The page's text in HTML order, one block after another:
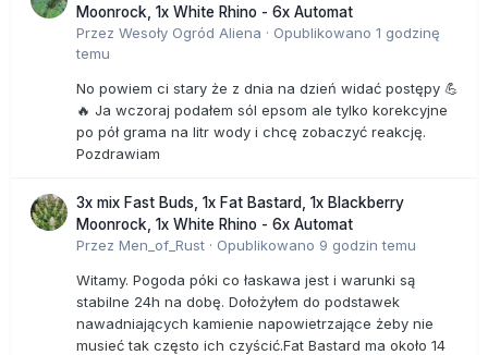
Moonrock, 1x White Rhino - 6x Automat
Przez Wesoły Ogród Aliena · Opublikowano 1 godzinę
temu
No powiem ci stary że z dnia na dzień widać postępy 💪
🔥 Ja wczoraj podałem sól epsom ale tylko korekcyjne
po pół grama na litr wody i chcę zobaczyć reakcję.
Pozdrawiam
3x mix Fast Buds, 1x Fat Bastard, 1x Blackberry
Moonrock, 1x White Rhino - 6x Automat
Przez Men_of_Rust · Opublikowano 9 godzin temu
Witamy. Pogoda póki co łaskawa jest i warunki są
stabilne 24h na dobę. Dołożyłem do podstawek
nawadniających kamienie napowietrzające żeby nie
musieć tak często ich czyścić.Fat Bastard ma około 14